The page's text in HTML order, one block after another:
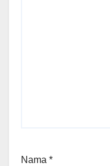
Nama *